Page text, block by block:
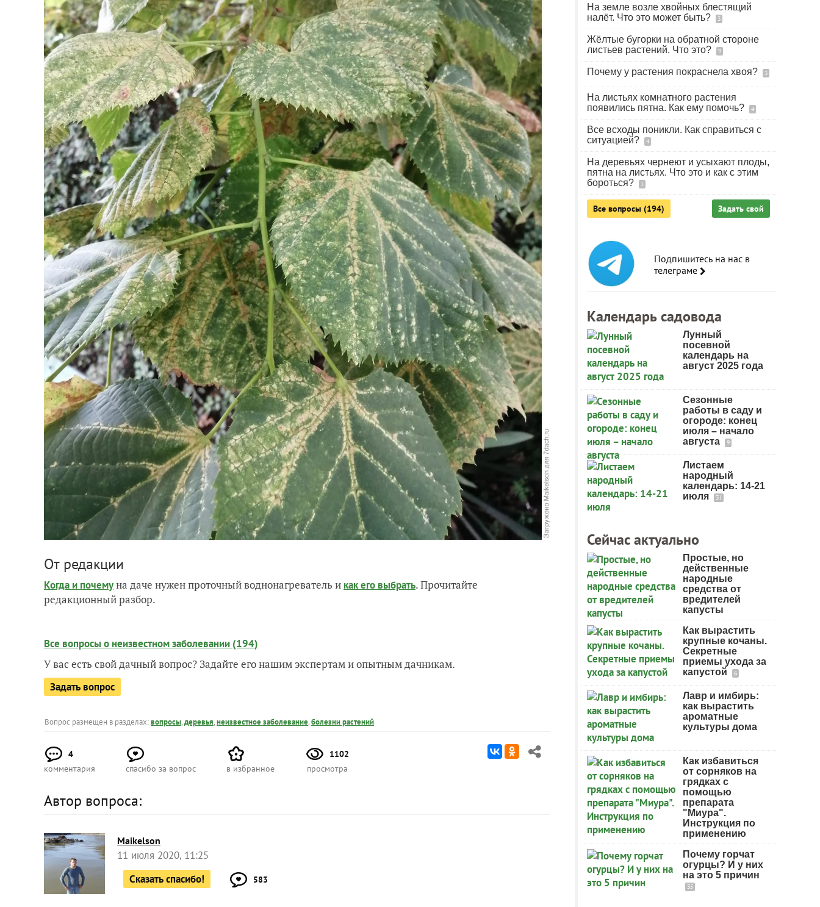
От редакции
Когда и почемуна даче нужен проточный воднонагреватель и как его выбрать. Прочитайте
редакционный разбор.
Все вопросы о неизвестном заболевании (194)
У вас есть свой дачный вопрос? Задайте его нашим экспертам и опытным дачникам.
Задать вопрос
Вопрос размещен в разделах:вопросы,деревья,неизвестное заболевание,болезни растений
4
комментария
спасибо за вопрос в избранное
1102
просмотра
Автор вопроса:
Maikelson
11 июля 2020, 11:25
Сказать спасибо!
583
На земле возле хвойных блестящий
налёт. Что это может быть?
3
Жёлтые бугорки на обратной стороне
листьев растений. Что это?
9
Почему у растения покраснела хвоя? 3
На листьях комнатного растения
появились пятна. Как ему помочь?
4
Все всходы поникли. Как справиться с
ситуацией?
4
На деревьях чернеют и усыхают плоды,
пятна на листьях. Что это и как с этим
бороться?
1
Все вопросы (194) Задать свой
Подпишитесь на нас в
телеграме
Календарь садовода
Лунный
посевной
календарь на
август 2025 года
Сезонные
работы в саду и
огороде: конец
июля – начало
августа
9
Листаем
народный
календарь: 14-21
июля
31
Сейчас актуально
Простые, но
действенные
народные
средства от
вредителей
капусты
Как вырастить
крупные кочаны.
Секретные
приемы ухода за
капустой
6
Лавр и имбирь:
как вырастить
ароматные
культуры дома
Как избавиться
от сорняков на
грядках с
помощью
препарата
"Миура".
Инструкция по
применению
Почему горчат
огурцы? И у них
на это 5 причин
35